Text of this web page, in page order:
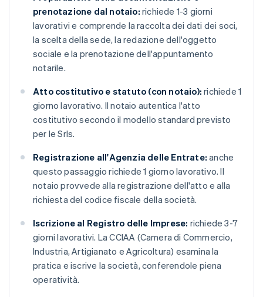
prenotazione dal notaio: richiede 1-3 giorni
lavorativi e comprende la raccolta dei dati dei soci,
la scelta della sede, la redazione dell'oggetto
sociale e la prenotazione dell'appuntamento
notarile.
Atto costitutivo e statuto (con notaio): richiede 1
giorno lavorativo. Il notaio autentica l'atto
costitutivo secondo il modello standard previsto
per le Srls.
Registrazione all'Agenzia delle Entrate: anche
questo passaggio richiede 1 giorno lavorativo. Il
notaio provvede alla registrazione dell'atto e alla
richiesta del codice fiscale della società.
Iscrizione al Registro delle Imprese: richiede 3-7
giorni lavorativi. La CCIAA (Camera di Commercio,
Industria, Artigianato e Agricoltura) esamina la
pratica e iscrive la società, conferendole piena
operatività.